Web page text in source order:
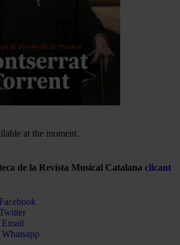
at the moment.
de la Revista Musical Catalana clicant
Email